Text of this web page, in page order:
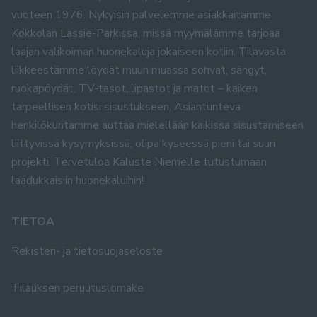
vuoteen 1976. Nykyisin palvelemme asiakkaitamme
Kokkolan Lassie-Parkissa, missä myymälämme tarjoaa
laajan valikoiman huonekaluja jokaiseen kotiin. Tilavasta
liikkeestämme löydät muun muassa sohvat, sängyt,
ruokapöydät, TV-tasot, lipastot ja matot – kaiken
tarpeellisen kotisi sisustukseen. Asiantunteva
henkilökuntamme auttaa mielellään kaikissa sisustamiseen
liittyvissä kysymyksissä, olipa kyseessä pieni tai suuri
projekti. Tervetuloa Kaluste Niemelle tutustumaan
laadukkaisiin huonekaluihin!
TIETOA
Rekisteri- ja tietosuojaseloste
Tilauksen peruutuslomake